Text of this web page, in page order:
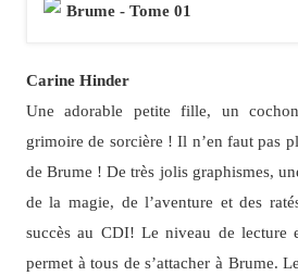
Carine Hinder
Une adorable petite fille, un
grimoire de sorcière ! Il n’en faut pas
de Brume ! De très jolis graphismes,
de la magie, de l’aventure et des
succès au CDI! Le niveau de lecture
permet à tous de s’attacher à Brume.